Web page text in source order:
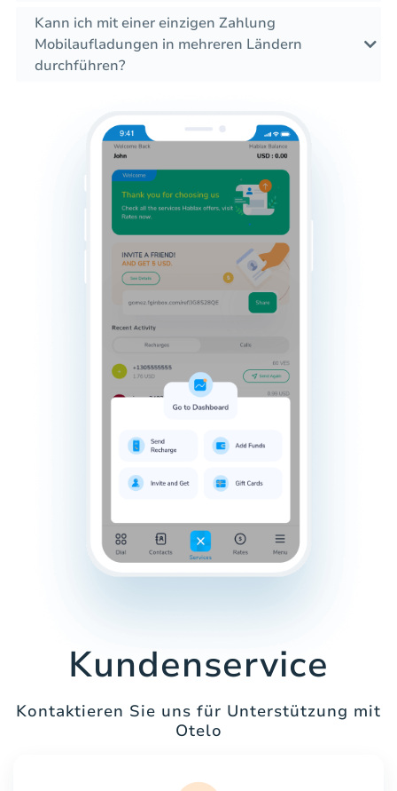
Kann ich mit einer einzigen Zahlung
Mobilaufladungen in mehreren Ländern
durchführen?
Kundenservice
Kontaktieren Sie uns für Unterstützung mit
Otelo